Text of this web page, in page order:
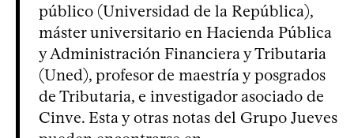
público (Universidad de la República),
máster universitario en Hacienda Pública
y Administración Financiera y Tributaria
(Uned), profesor de maestría y posgrados
de Tributaria, e investigador asociado de
Cinve. Esta y otras notas del Grupo Jueves